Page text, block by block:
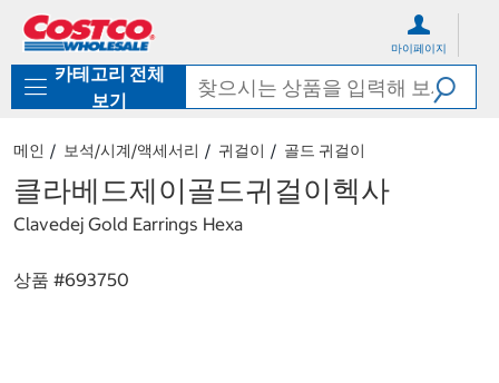
로
기
가
마이페이지
카테고리 전체
보기
메인 보석/시계/액세서리 귀걸이 골드 귀걸이
클라베드제이골드귀걸이헥사
Clavedej Gold Earrings Hexa
상품 #693750